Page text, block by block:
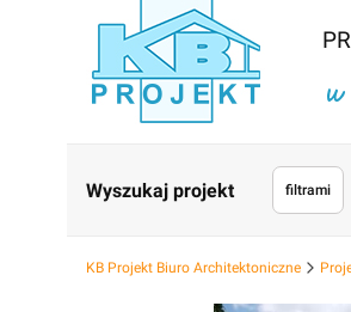
Wyszukaj projekt filtrami
KB Projekt Biuro Architektoniczne